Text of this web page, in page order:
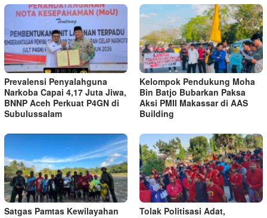
Prevalensi Penyalahguna
Narkoba Capai 4,17 Juta Jiwa,
BNNP Aceh Perkuat P4GN di
Subulussalam
Kelompok Pendukung Moha
Bin Batjo Bubarkan Paksa
Aksi PMII Makassar di AAS
Building
Satgas Pamtas Kewilayahan
Tolak Politisasi Adat,